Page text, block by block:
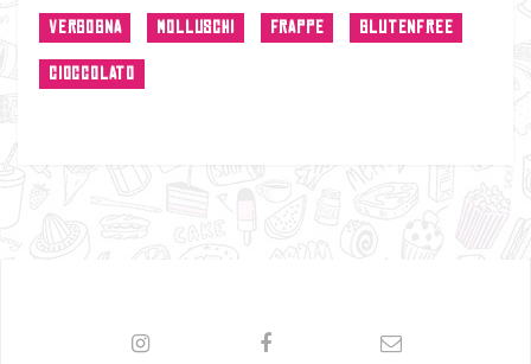
VERGOGNA MOLLUSCHI FRAPPE GLUTENFREE
CIOCCOLATO